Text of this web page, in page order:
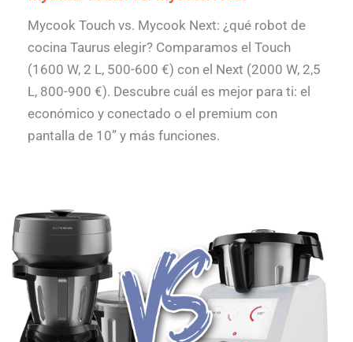
Mycook Touch vs. Mycook Next: ¿qué robot de
cocina Taurus elegir? Comparamos el Touch
(1600 W, 2 L, 500-600 €) con el Next (2000 W, 2,5
L, 800-900 €). Descubre cuál es mejor para ti: el
económico y conectado o el premium con
pantalla de 10” y más funciones.